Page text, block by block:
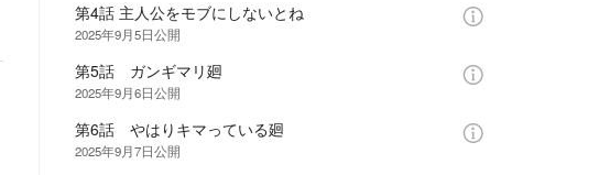
第4話 主人公をモブにしないとね
2025年9月5日公開
第5話 ガンギマリ廻
2025年9月6日公開
第6話 やはりキマっている廻
2025年9月7日公開